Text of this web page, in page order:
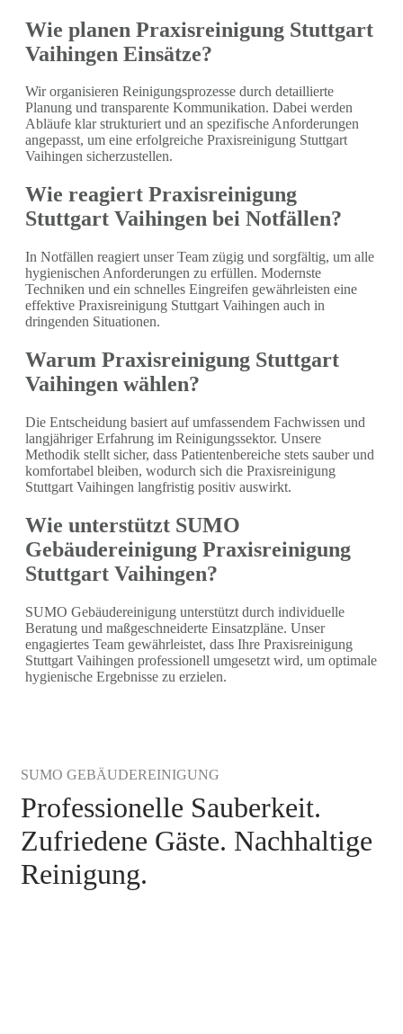
Wie planen Praxisreinigung Stuttgart
Vaihingen Einsätze?
Wir organisieren Reinigungsprozesse durch detaillierte
Planung und transparente Kommunikation. Dabei werden
Abläufe klar strukturiert und an spezifische Anforderungen
angepasst, um eine erfolgreiche Praxisreinigung Stuttgart
Vaihingen sicherzustellen.
Wie reagiert Praxisreinigung
Stuttgart Vaihingen bei Notfällen?
In Notfällen reagiert unser Team zügig und sorgfältig, um alle
hygienischen Anforderungen zu erfüllen. Modernste
Techniken und ein schnelles Eingreifen gewährleisten eine
effektive Praxisreinigung Stuttgart Vaihingen auch in
dringenden Situationen.
Warum Praxisreinigung Stuttgart
Vaihingen wählen?
Die Entscheidung basiert auf umfassendem Fachwissen und
langjähriger Erfahrung im Reinigungssektor. Unsere
Methodik stellt sicher, dass Patientenbereiche stets sauber und
komfortabel bleiben, wodurch sich die Praxisreinigung
Stuttgart Vaihingen langfristig positiv auswirkt.
Wie unterstützt SUMO
Gebäudereinigung Praxisreinigung
Stuttgart Vaihingen?
SUMO Gebäudereinigung unterstützt durch individuelle
Beratung und maßgeschneiderte Einsatzpläne. Unser
engagiertes Team gewährleistet, dass Ihre Praxisreinigung
Stuttgart Vaihingen professionell umgesetzt wird, um optimale
hygienische Ergebnisse zu erzielen.
SUMO GEBÄUDEREINIGUNG
Professionelle Sauberkeit.
Zufriedene Gäste. Nachhaltige
Reinigung.